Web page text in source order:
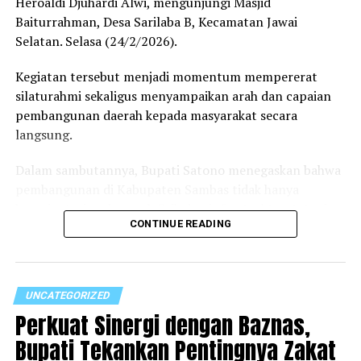
RELATED TOPICS:
UP NEXT
Bupati Satono Salurkan Bantuan Pangan Presiden
Akibat Korsleting Listrik
Baiturrahman, Desa Sarilaba B, Kecamatan Jawai
Selatan. Selasa (24/2/2026).
Kegiatan tersebut menjadi momentum mempererat
silaturahmi sekaligus menyampaikan arah dan capaian
pembangunan daerah kepada masyarakat secara
langsung.
Dalam sambutannya, Bupati Satono menegaskan bahwa
berorientasi pada aspek fisik dan infrastruktur, tetapi
juga harus diimbangi dengan pembangunan mental dan
“Pembangunan harus berjalan seimbang antara dunia
dan akhirat. Kita ingin melahirkan generasi yang
tangguh, kuat, dan cerdas. Jika tidak dipersiapkan dari
sekarang, akan sulit menyongsong Indonesia Emas
CONTINUE READING
UNCATEGORIZED
Perkuat Sinergi dengan Baznas,
Bupati Tekankan Pentingnya Zakat